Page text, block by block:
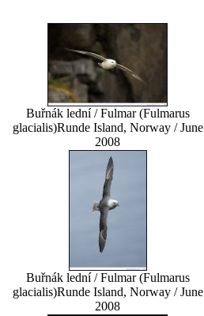
Buřnák lední / Fulmar (Fulmarus
glacialis)Runde Island, Norway / June
2008
Buřnák lední / Fulmar (Fulmarus
glacialis)Runde Island, Norway / June
2008